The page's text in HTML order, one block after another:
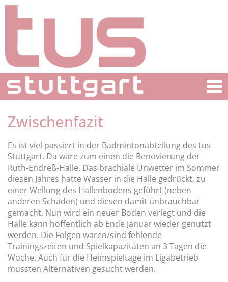
Zwischenfazit
Es ist viel passiert in der Badmintonabteilung des tus
Stuttgart. Da wäre zum einen die Renovierung der
Ruth-Endreß-Halle. Das brachiale Unwetter im Sommer
diesen Jahres hatte Wasser in die Halle gedrückt, zu
einer Wellung des Hallenbodens geführt (neben
anderen Schäden) und diesen damit unbrauchbar
gemacht. Nun wird ein neuer Boden verlegt und die
Halle kann hoffentlich ab Ende Januar wieder genutzt
werden. Die Folgen waren/sind fehlende
Trainingszeiten und Spielkapazitäten an 3 Tagen die
Woche. Auch für die Heimspieltage im Ligabetrieb
mussten Alternativen gesucht werden.